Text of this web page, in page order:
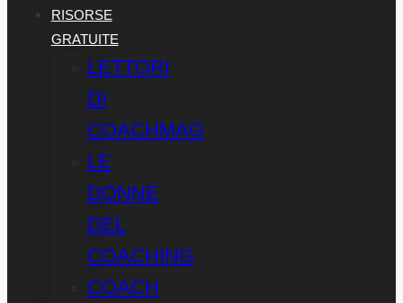
RISORSE
GRATUITE
LETTORI
DI
COACHMAG
LE
DONNE
DEL
COACHING
COACH